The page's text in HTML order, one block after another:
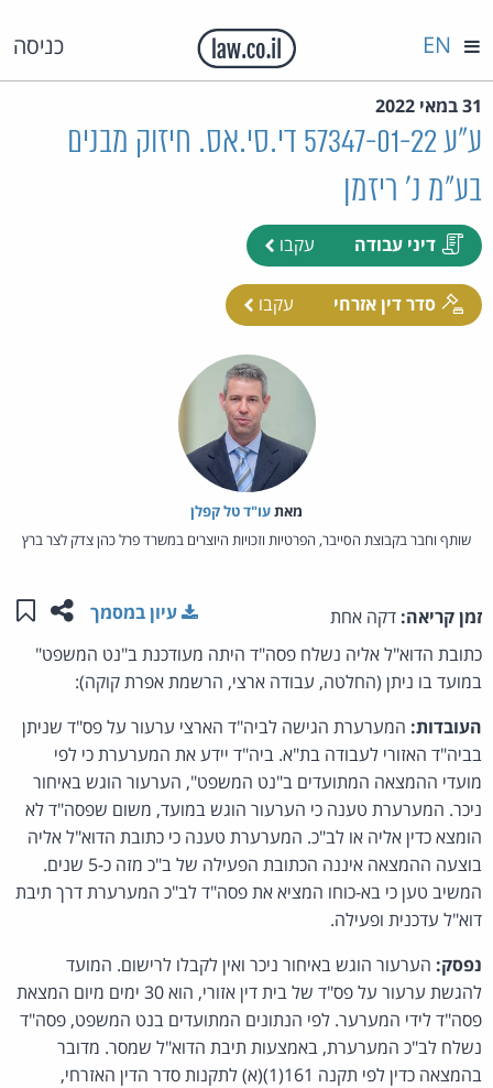
כניסה EN
31 במאי 2022
ע"ע 57347-01-22 די.סי.אס. חיזוק מבנים
בע"מ נ' ריזמן
דיני עבודה עקבו
סדר דין אזרחי עקבו
מאת‏עו"ד טל קפלן
שותף וחבר בקבוצת הסייבר, הפרטיות וזכויות היוצרים במשרד פרל כהן צדק לצר ברץ
זמן קריאה: דקה אחת שתפו
עיון במסמך
כתובת הדוא"ל אליה נשלח פסה"ד היתה מעודכנת ב"נט המשפט"
במועד בו ניתן (החלטה, עבודה ארצי, הרשמת אפרת קוקה):
העובדות: המערערת הגישה לביה"ד הארצי ערעור על פס"ד שניתן
בביה"ד האזורי לעבודה בת"א. ביה"ד יידע את המערערת כי לפי
מועדי ההמצאה המתועדים ב"נט המשפט", הערעור הוגש באיחור
ניכר. המערערת טענה כי הערעור הוגש במועד, משום שפסה"ד לא
הומצא כדין אליה או לב"כ. המערערת טענה כי כתובת הדוא"ל אליה
בוצעה ההמצאה איננה הכתובת הפעילה של ב"כ מזה כ-5 שנים.
המשיב טען כי בא-כוחו המציא את פסה"ד לב"כ המערערת דרך תיבת
דוא"ל עדכנית ופעילה.
נפסק: הערעור הוגש באיחור ניכר ואין לקבלו לרישום. המועד
להגשת ערעור על פס"ד של בית דין אזורי, הוא 30 ימים מיום המצאת
פסה"ד לידי המערער. לפי הנתונים המתועדים בנט המשפט, פסה"ד
נשלח לב"כ המערערת, באמצעות תיבת הדוא"ל שמסר. מדובר
בהמצאה כדין לפי תקנה 161(1)(א) לתקנות סדר הדין האזרחי,